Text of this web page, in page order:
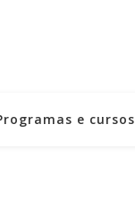
e cursos